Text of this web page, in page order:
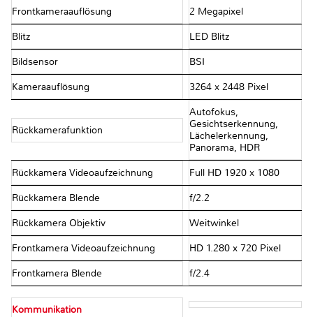
Frontkameraauflösung 2 Megapixel
Blitz LED Blitz
Bildsensor BSI
Kameraauflösung 3264 x 2448 Pixel
Rückkamerafunktion
Autofokus,
Gesichtserkennung,
Lächelerkennung,
Panorama, HDR
Rückkamera Videoaufzeichnung Full HD 1920 x 1080
Rückkamera Blende f/2.2
Rückkamera Objektiv Weitwinkel
Frontkamera Videoaufzeichnung HD 1.280 x 720 Pixel
Frontkamera Blende f/2.4
Kommunikation